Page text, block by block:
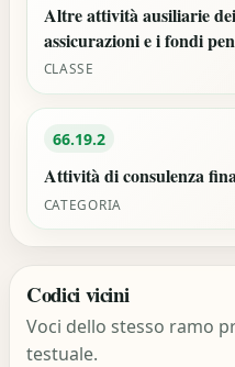
Altre attività ausiliarie
assicurazioni e i fondi
CLASSE
66.19.2
Attività di consulenza
CATEGORIA
Codici vicini
Voci dello stesso ramo
testuale.